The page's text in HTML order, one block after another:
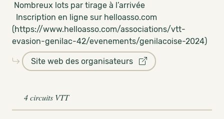
Nombreux lots par tirage à l’arrivée
Inscription en ligne sur helloasso.com
(https://www.helloasso.com/associations/vtt-
evasion-genilac-42/evenements/genilacoise-2024)
Site web des organisateurs
4 circuits VTT